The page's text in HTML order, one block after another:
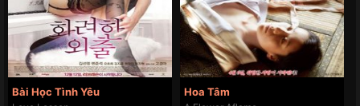
Bài Học Tình Yêu Hoa Tâm